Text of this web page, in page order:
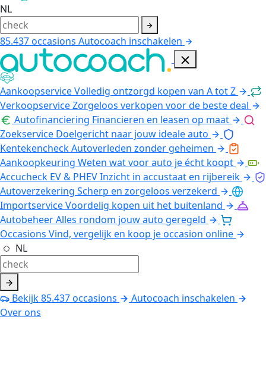
NL
85.437occasions Autocoach inschakelen
AankoopserviceVolledig ontzorgd kopen van A tot Z
VerkoopserviceZorgeloos verkopen voor de beste deal
Autofinanciering Financieren en leasen op maat
Zoekservice Doelgericht naar jouw ideale auto
KentekencheckAutoverleden zonder geheimen
Aankoopkeuring Weten wat voor auto je écht koopt
Accucheck EV & PHEVInzicht in accustaat en rijbereik
Autoverzekering Scherp en zorgeloos verzekerd
ImportserviceVoordelig kopen uit het buitenland
AutobeheerAlles rondom jouw auto geregeld
Occasions Vind, vergelijk en koop je occasion online
NL
Bekijk85.437occasions
Autocoach inschakelen
Over ons